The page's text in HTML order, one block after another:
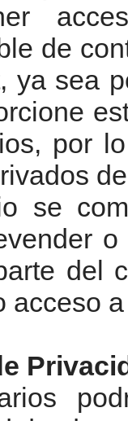
de
ya sea
por
se
del
acceso